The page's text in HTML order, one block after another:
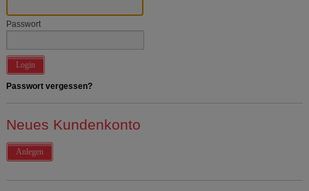
Passwort
Login
Passwort vergessen?
Neues Kundenkonto
Anlegen